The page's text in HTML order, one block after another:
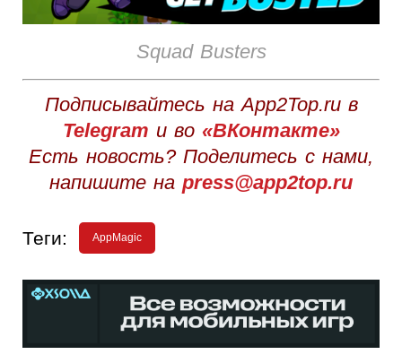
Squad Busters
Подписывайтесь на App2Top.ru в
Telegram и во «ВКонтакте»
Есть новость? Поделитесь с нами,
напишите на press@app2top.ru
Теги: AppMagic